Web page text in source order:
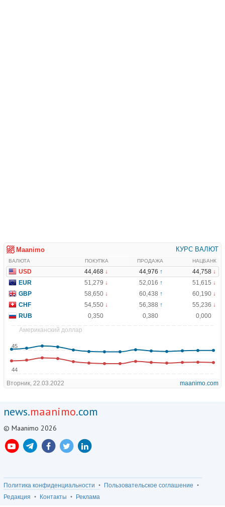
news.maanimo.com
© Maanimo 2026
Политика конфиденциальности
Пользовательское соглашение
Редакция
Контакты Реклама